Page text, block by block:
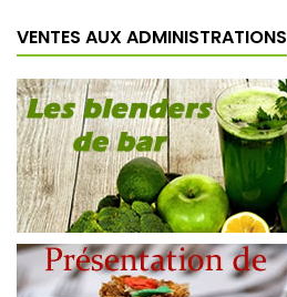
VENTES AUX ADMINISTRATIONS